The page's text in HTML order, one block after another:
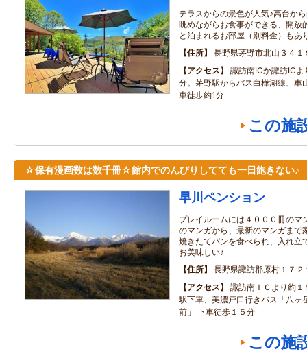
テラスからの景色が人気♪高台か
眺めながらお食事ができる、開放
と泊まれるお部屋（別料金）もあ
住所
長野県茅野市北山３４１
アクセス
諏訪南ICか諏訪IC
分。茅野駅からバス白樺湖線、車
車徒歩約1分
この施
☆保有漫画数は数千冊☆館内でのんびりしてても一日飽きない♪
早川ペンション
プレイルームには４０００冊のマ
のマンガから、最新のマンガまで
焼きたてパンを食べられ、入れ立
お美味しい♪
住所
長野県諏訪郡原村１７２
アクセス
諏訪南ＩＣより約
駅下車、美濃戸口行きバス「八ヶ
前」 下車徒歩１５分
この施